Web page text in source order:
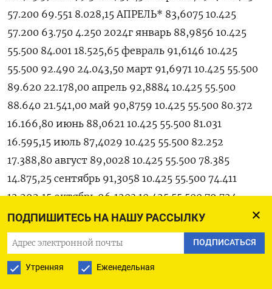
ПОДПИШИТЕСЬ НА НАШУ РАССЫЛКУ
ПОДПИСАТЬСЯ
Утренняя Еженедельная
57.200 69.551 8.028,15 АПРЕЛЬ* 83,6075 10.425
57.200 63.750 4.250 2024г январь 88,9856 10.425
55.500 84.001 18.525,65 февраль 91,6146 10.425
55.500 92.490 24.043,50 март 91,6971 10.425 55.500
89.620 22.178,00 апрель 92,8884 10.425 55.500
88.640 21.541,00 май 90,8759 10.425 55.500 80.372
16.166,80 июнь 88,0621 10.425 55.500 81.031
16.595,15 июль 87,4029 10.425 55.500 82.252
17.388,80 август 89,0028 10.425 55.500 78.385
14.875,25 сентябрь 91,3058 10.425 55.500 74.411
12.292,15 октябрь 96,1203 10.425 55.500 79.724
15.745,60 ноябрь 100,3679 10.425 55.500 83.134
17.962,10 декабрь 102,4737 10.425 55.500 84.387
18.776,55 * - предварительный расчет